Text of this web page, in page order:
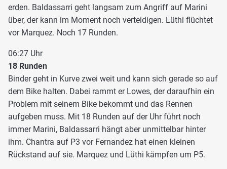
erden. Baldassarri geht langsam zum Angriff auf Marini
über, der kann im Moment noch verteidigen. Lüthi flüchtet
vor Marquez. Noch 17 Runden.
06:27 Uhr
18 Runden
Binder geht in Kurve zwei weit und kann sich gerade so auf
dem Bike halten. Dabei rammt er Lowes, der daraufhin ein
Problem mit seinem Bike bekommt und das Rennen
aufgeben muss. Mit 18 Runden auf der Uhr führt noch
immer Marini, Baldassarri hängt aber unmittelbar hinter
ihm. Chantra auf P3 vor Fernandez hat einen kleinen
Rückstand auf sie. Marquez und Lüthi kämpfen um P5.